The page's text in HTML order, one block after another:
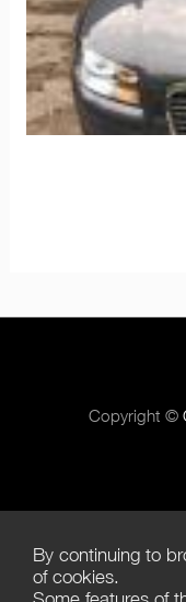
Copyright ©
By continuing to
of cookies.